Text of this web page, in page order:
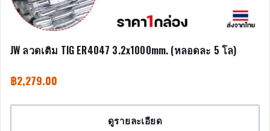
JW ลวดเติม TIG ER4047 3.2x1000mm. (หลอดละ 5 โล)
฿2,279.00
ดูรายละเอียด